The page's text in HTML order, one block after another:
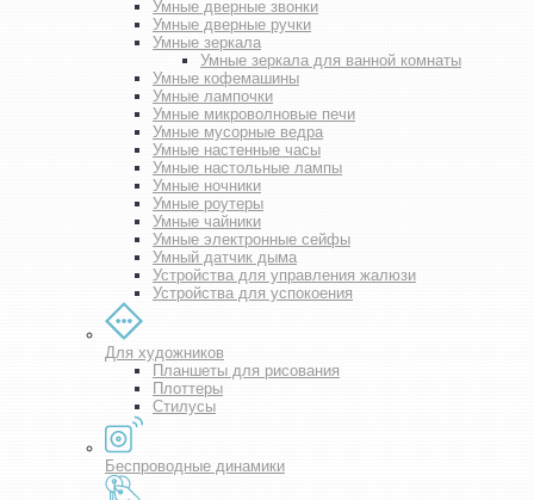
Умные дверные звонки
Умные дверные ручки
Умные зеркала
Умные зеркала для ванной комнаты
Умные кофемашины
Умные лампочки
Умные микроволновые печи
Умные мусорные ведра
Умные настенные часы
Умные настольные лампы
Умные ночники
Умные роутеры
Умные чайники
Умные электронные сейфы
Умный датчик дыма
Устройства для управления жалюзи
Устройства для успокоения
Для художников
Планшеты для рисования
Плоттеры
Стилусы
Беспроводные динамики